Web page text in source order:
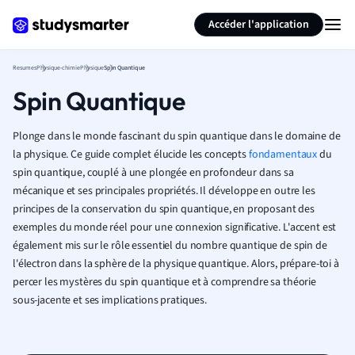
Accéder l'application
ResumesPhysique-chimiePhysiqueSpin Quantique
Spin Quantique
Plonge dans le monde fascinant du spin quantique dans le domaine de
la physique. Ce guide complet élucide les conceptsfondamentauxdu
spin quantique, couplé à une plongée en profondeur dans sa
mécanique et ses principales propriétés. Il développe en outre les
principes de la conservation du spin quantique, en proposant des
exemples du monde réel pour une connexion significative. L'accent est
également mis sur le rôle essentiel du nombre quantique de spin de
l'électron dans la sphère de la physique quantique. Alors, prépare-toi à
percer les mystères du spin quantique et à comprendre sa théorie
sous-jacente et ses implications pratiques.
Résumer la page